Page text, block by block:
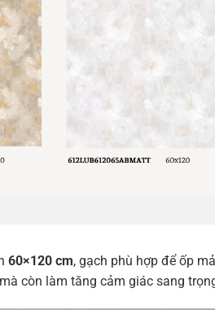
60×120 cm, gạch phù hợp để ốp
còn làm tăng cảm giác sang